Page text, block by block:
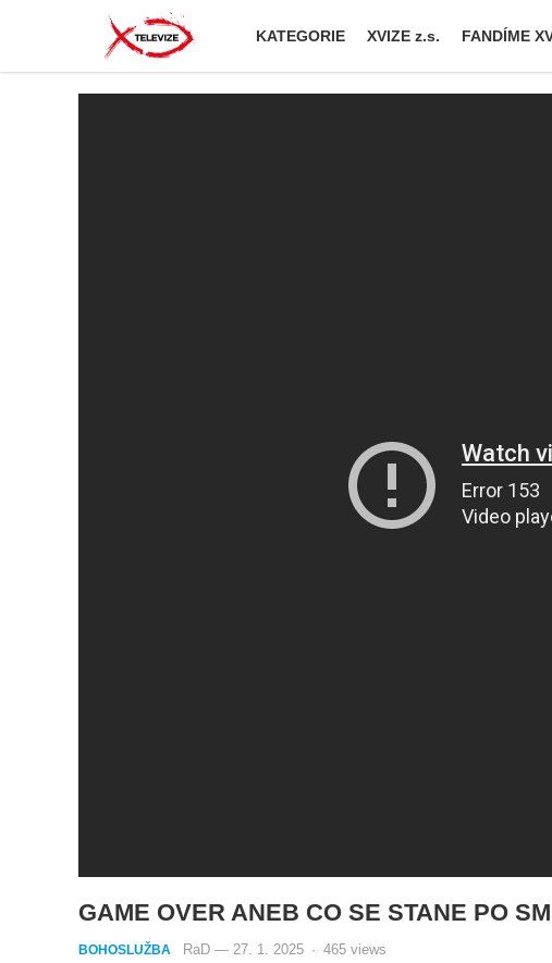
KATEGORIE XVIZE z.s. FANDÍME
GAME OVER ANEB CO SE STANE PO
BOHOSLUŽBA RaD — 27. 1. 2025 · 465 views